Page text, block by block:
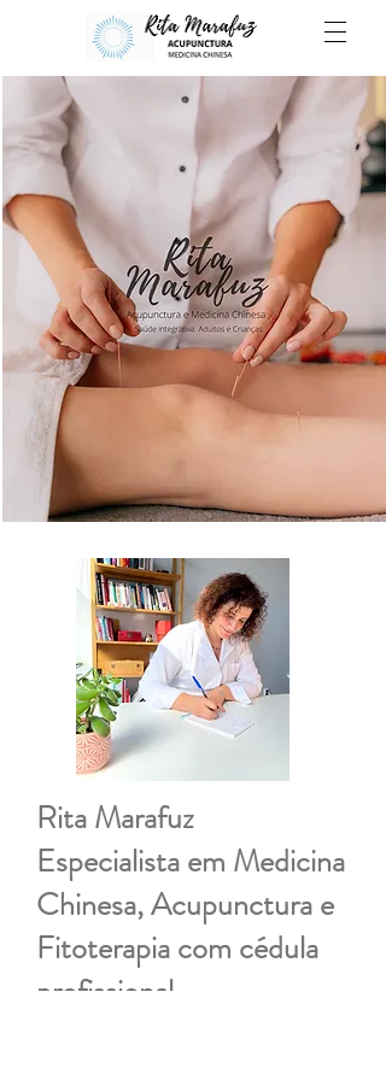
Rita Marafuz
Especialista em Medicina
Chinesa, Acupunctura e
Fitoterapia com cédula
profissional.